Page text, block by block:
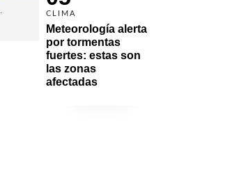
CLIMA
Meteorología alerta
por tormentas
fuertes: estas son
las zonas
afectadas